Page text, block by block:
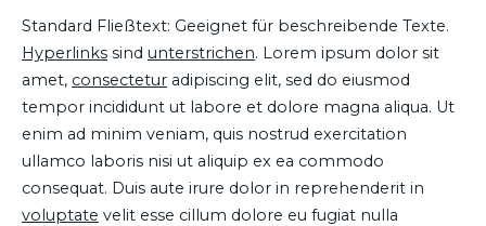
Standard Fließtext: Geeignet für beschreibende Texte.
Hyperlinks sind unterstrichen. Lorem ipsum dolor sit
amet, consectetur adipiscing elit, sed do eiusmod
tempor incididunt ut labore et dolore magna aliqua. Ut
enim ad minim veniam, quis nostrud exercitation
ullamco laboris nisi ut aliquip ex ea commodo
consequat. Duis aute irure dolor in reprehenderit in
voluptate velit esse cillum dolore eu fugiat nulla